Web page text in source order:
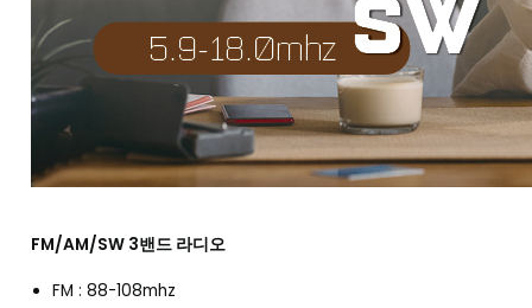
FM/AM/SW 3밴드 라디오
FM : 88-108mhz